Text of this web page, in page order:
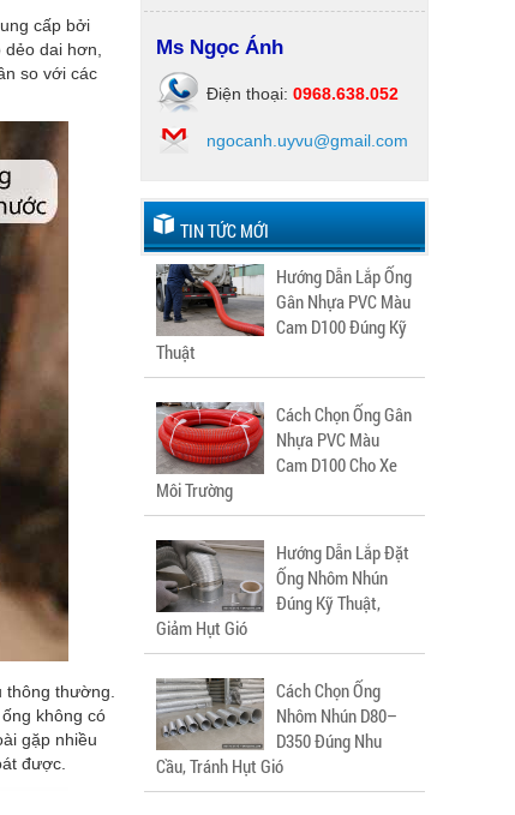
cấp bởi
dai hơn,
so với các
thường.
không có
gặp nhiều
được.
Ms Ngọc Ánh
Điện thoại: 0968.638.052
ngocanh.uyvu@gmail.com
TIN TỨC MỚI
Hướng Dẫn Lắp Ống
Gân Nhựa PVC Màu
Cam D100 Đúng Kỹ
Thuật
Cách Chọn Ống Gân
Nhựa PVC Màu
Cam D100 Cho Xe
Môi Trường
Hướng Dẫn Lắp Đặt
Ống Nhôm Nhún
Đúng Kỹ Thuật,
Giảm Hụt Gió
Cách Chọn Ống
Nhôm Nhún D80–
D350 Đúng Nhu
Cầu, Tránh Hụt Gió